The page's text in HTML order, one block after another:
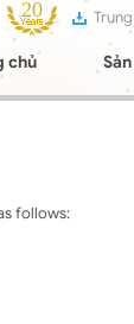
chủ
follows: